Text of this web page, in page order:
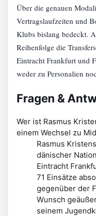
Über die genauen
Vertragslaufzeiten und
Klubs bislang bedeckt.
Reihenfolge die
Eintracht Frankfurt und
weder zu Personalien
Fragen &
Wer ist Rasmus
einem Wechsel zu
Rasmus
dänischer
Eintracht
71 Einsätze
gegenüber der
Wunsch
seinem